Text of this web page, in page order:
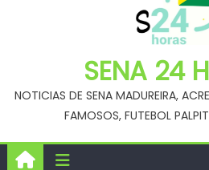
SENA 24
NOTICIAS DE SENA MADUREIRA,
FAMOSOS, FUTEBOL